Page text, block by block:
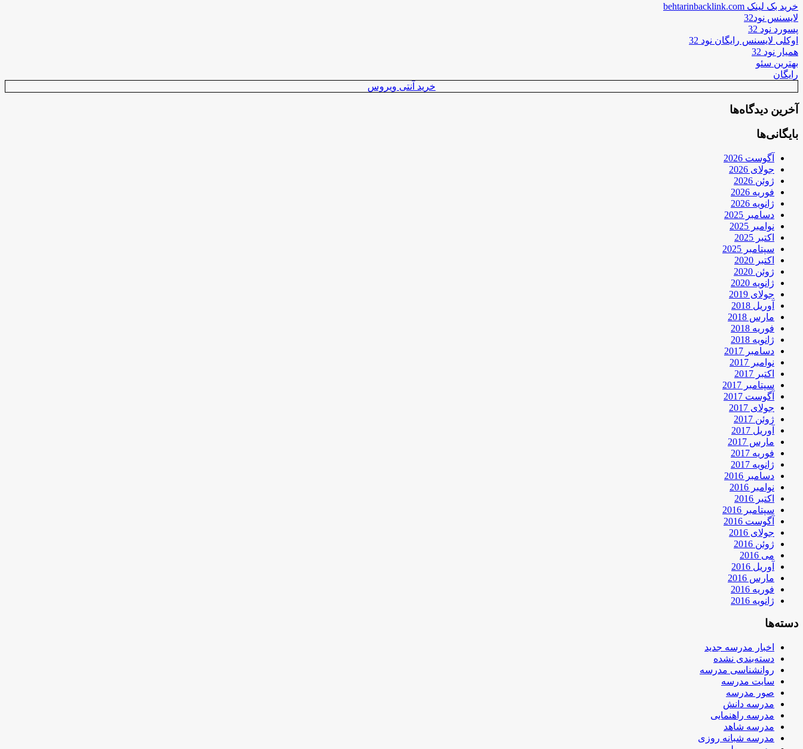
خرید بک لینک behtarinbacklink.com
لایسنس نود32
پسورد نود 32
اوکلی لایسنس رایگان نود 32
همیار نود 32
بهترین سئو
رایگان
خرید آنتی ویروس
آخرین دیدگاه‌ها
بایگانی‌ها
آگوست 2026
جولای 2026
ژوئن 2026
فوریه 2026
ژانویه 2026
دسامبر 2025
نوامبر 2025
اکتبر 2025
سپتامبر 2025
اکتبر 2020
ژوئن 2020
ژانویه 2020
جولای 2019
آوریل 2018
مارس 2018
فوریه 2018
ژانویه 2018
دسامبر 2017
نوامبر 2017
اکتبر 2017
سپتامبر 2017
آگوست 2017
جولای 2017
ژوئن 2017
آوریل 2017
مارس 2017
فوریه 2017
ژانویه 2017
دسامبر 2016
نوامبر 2016
اکتبر 2016
سپتامبر 2016
آگوست 2016
جولای 2016
ژوئن 2016
می 2016
آوریل 2016
مارس 2016
فوریه 2016
ژانویه 2016
دسته‌ها
اخبار مدرسه جدید
دسته‌بندی نشده
روانشناسی مدرسه
سایت مدرسه
صور مدرسه
مدرسه دانش
مدرسه راهنمایی
مدرسه شاهد
مدرسه شبانه روزی